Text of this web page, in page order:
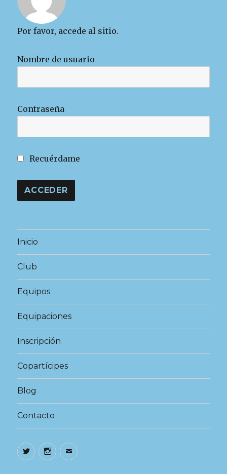
Por favor, accede al sitio.
Nombre de usuario
Contraseña
Recuérdame
Inicio
Club
Equipos
Equipaciones
Inscripción
Copartícipes
Blog
Contacto
TwitterInstagram
Correo